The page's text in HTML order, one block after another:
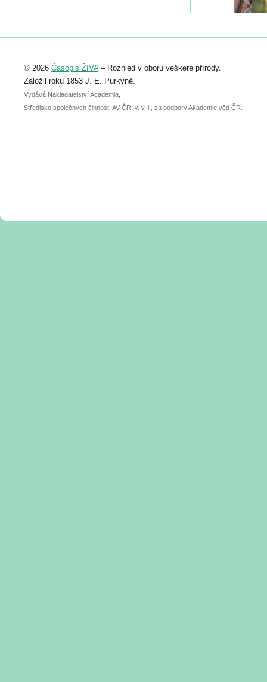
Registrovat se můžete do 6. září.
abstraktu přihlášené přednášky nebo
posteru je už 30. června.
© 2026 Časopis ŽIVA– Rozhled v oboru veškeré přírody.
Založil roku 1853 J. E. Purkyně.
Vydává Nakladatelství Academia,
Středisko společných činností AV ČR, v. v. i., za podpory Akademie věd ČR.